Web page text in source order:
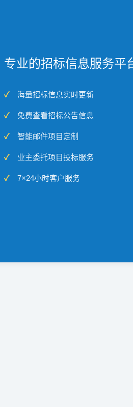
专业的招标信息服务平
海量招标信息实时更新
免费查看招标公告信息
智能邮件项目定制
业主委托项目投标服务
7×24小时客户服务